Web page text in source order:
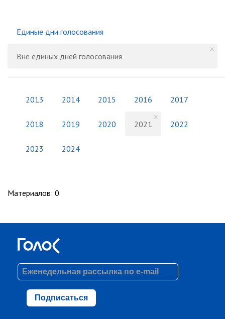
Единые дни голосования
Вне единых дней голосования
2013 2014 2015 2016 2017
2018 2019 2020 2021 2022
2023 2024
Материалов: 0
Подписаться